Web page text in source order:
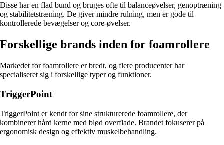
Disse har en flad bund og bruges ofte til balanceøvelser, genoptræning
og stabilitetstræning. De giver mindre rulning, men er gode til
kontrollerede bevægelser og core-øvelser.
Forskellige brands inden for foamrollere
Markedet for foamrollere er bredt, og flere producenter har
specialiseret sig i forskellige typer og funktioner.
TriggerPoint
TriggerPoint er kendt for sine strukturerede foamrollere, der
kombinerer hård kerne med blød overflade. Brandet fokuserer på
ergonomisk design og effektiv muskelbehandling.